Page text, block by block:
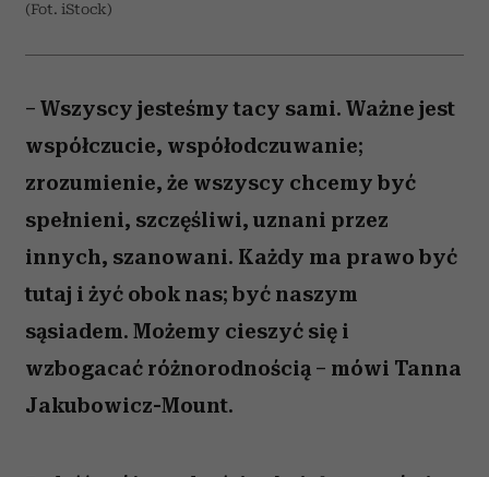
(Fot. iStock)
– Wszyscy jesteśmy tacy sami. Ważne jest
współczucie, współodczuwanie;
zrozumienie, że wszyscy chcemy być
spełnieni, szczęśliwi, uznani przez
innych, szanowani. Każdy ma prawo być
tutaj i żyć obok nas; być naszym
sąsiadem. Możemy cieszyć się i
wzbogacać różnorodnością – mówi Tanna
Jakubowicz-Mount.